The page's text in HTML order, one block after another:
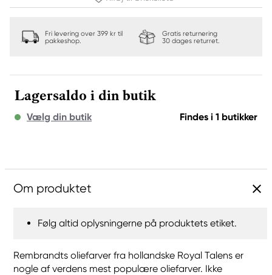
Fri levering over 399 kr til
pakkeshop.
Gratis returnering
30 dages returret.
Lagersaldo i din butik
Vælg din butik Findes i 1 butikker
Om produktet
Følg altid oplysningerne på produktets etiket.
Rembrandts oliefarver fra hollandske Royal Talens er
nogle af verdens mest populære oliefarver. Ikke